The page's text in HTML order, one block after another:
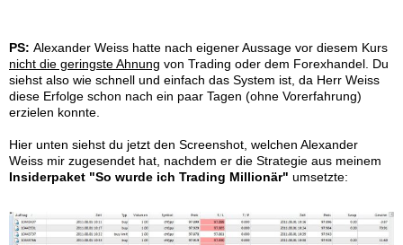
PS: Alexander Weiss hatte nach eigener Aussage vor diesem Kurs
nicht die geringste Ahnung von Trading oder dem Forexhandel. Du
siehst also wie schnell und einfach das System ist, da Herr Weiss
diese Erfolge schon nach ein paar Tagen (ohne Vorerfahrung)
erzielen konnte.
Hier unten siehst du jetzt den Screenshot, welchen Alexander
Weiss mir zugesendet hat, nachdem er die Strategie aus meinem
Insiderpaket "So wurde ich Trading Millionär" umsetzte: